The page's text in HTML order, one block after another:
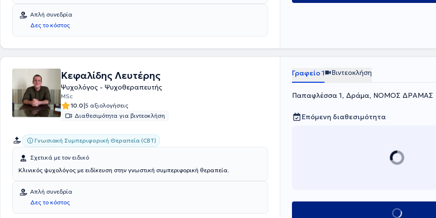
εαυτού. Παρέχει ατομικές συνεδρίες σε ενήλικες και νέους άνω των 18 ετών που
επιθυμούν να διαχειριστούν ζητήματα όπως άγχος, στρες, συναισθηματικές
δυσκολίες, χαμηλή αυτοεκτίμηση, δυσκολίες σχέσεων, απώλειες ή κρίσεις
ταυτότητας.
ενσυναίσθηση και σεβασμό στις ανάγκες κάθε ατόμου.
Απλή συνεδρία
Δες το κόστος
Κεφαλίδης Λευτέρης
Ψυχολόγος - Ψυχοθεραπευτής
MSc
10.0|5 αξιολογήσεις
Διαθεσιμότητα για βιντεοκλήση
Γνωσιακή Συμπεριφορική Θεραπεία (CBT)
Σχετικά με τον ειδικό
Κλινικός ψυχολόγος με ειδίκευση στην γνωστική συμπεριφορική θεραπεία.
Απλή συνεδρία
Δες το κόστος
Γραφείο 1 Βιντεοκλήση
Παπαφλέσσα 1, Δράμα, ΝΟΜΟΣ ΔΡΑΜΑΣ
Επόμενη διαθεσιμότητα
Κλείσε ραντεβού